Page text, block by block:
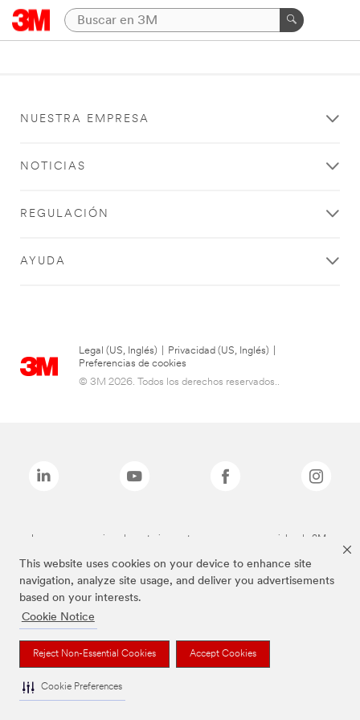
This website uses cookies on your device to enhance site
navigation, analyze site usage, and deliver you advertisements
based on your interests.
Cookie Notice
Reject Non-Essential Cookies Accept Cookies
Cookie Preferences
NUESTRA EMPRESA
NOTICIAS
REGULACIÓN
AYUDA
Legal (US, Inglés) Privacidad (US, Inglés)
Preferencias de cookies
© 3M 2026. Todos los derechos reservados..
Las marcas mencionadas anteriormente son marcas comerciales de 3M.